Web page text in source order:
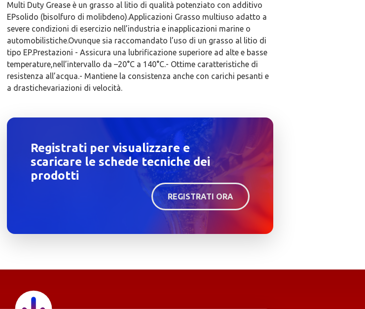
Multi Duty Grease è un grasso al litio di qualità potenziato con additivo
EPsolido (bisolfuro di molibdeno).Applicazioni Grasso multiuso adatto a
severe condizioni di esercizio nell’industria e inapplicazioni marine o
automobilistiche.Ovunque sia raccomandato l’uso di un grasso al litio di
tipo EP.Prestazioni - Assicura una lubrificazione superiore ad alte e basse
temperature,nell’intervallo da –20°C a 140°C.- Ottime caratteristiche di
resistenza all’acqua.- Mantiene la consistenza anche con carichi pesanti e
a drastichevariazioni di velocità.
Registrati per visualizzare e
scaricare le schede tecniche dei
prodotti
REGISTRATI ORA